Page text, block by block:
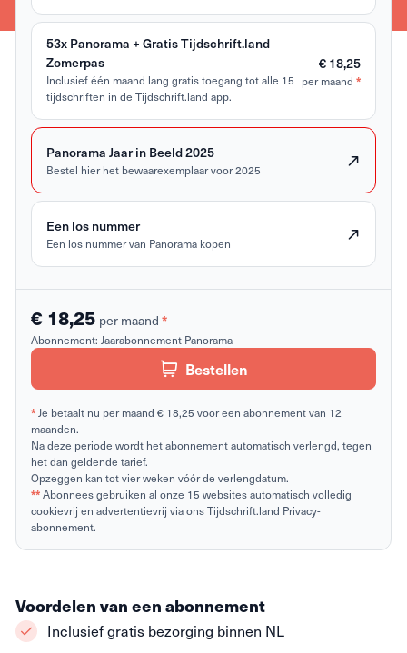
53x Panorama + Gratis Tijdschrift.land
Zomerpas
Inclusief één maand lang gratis toegang tot alle 15
tijdschriften in de Tijdschrift.land app.
€ 18,25
per maand *
Panorama Jaar in Beeld 2025
Bestel hier het bewaarexemplaar voor 2025
Een los nummer
Een los nummer van Panorama kopen
€ 18,25 per maand *
Abonnement: Jaarabonnement Panorama
Bestellen
* Je betaalt nu per maand € 18,25 voor een abonnement van 12
maanden.
Na deze periode wordt het abonnement automatisch verlengd, tegen
het dan geldende tarief.
Opzeggen kan tot vier weken vóór de verlengdatum.
**Abonnees gebruiken al onze 15 websites automatisch volledig
cookievrij en advertentievrij via ons Tijdschrift.land Privacy-
abonnement.
Voordelen van een abonnement
Inclusief gratis bezorging binnen NL